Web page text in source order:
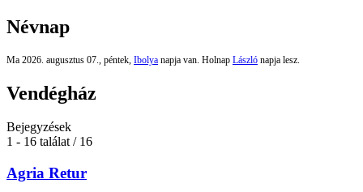
Névnap
Ma 2026. augusztus 07., péntek, Ibolya napja van. Holnap László napja lesz.
Vendégház
Bejegyzések
1 - 16 találat / 16
Agria Retur